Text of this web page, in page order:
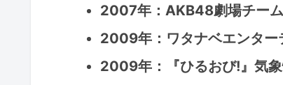
2007年：AKB48劇場チー
2009年：ワタナベエンター
2009年：『ひるおび!』気象